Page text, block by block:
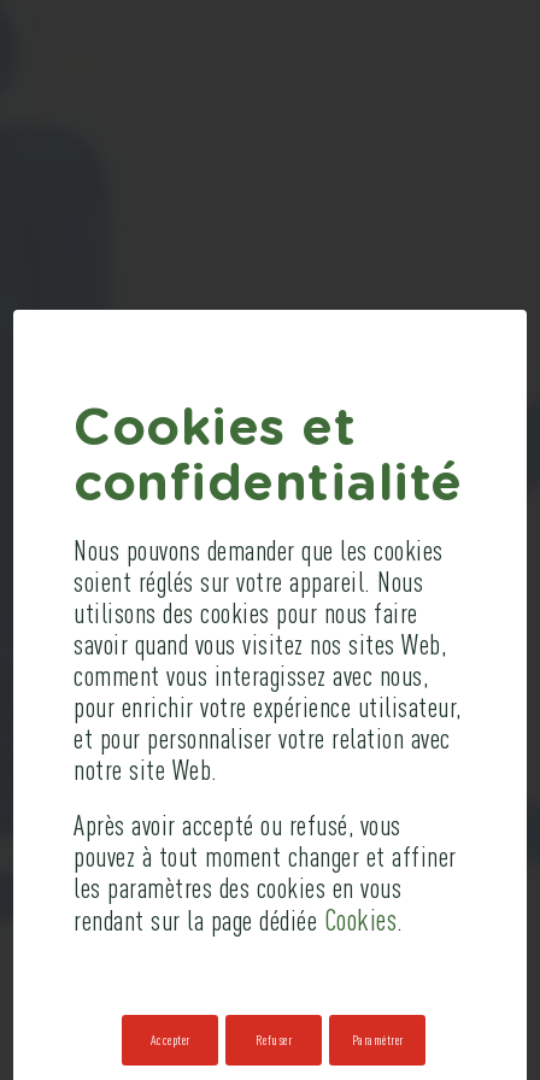
Cookies et
confidentialité
Nous pouvons demander que les cookies
soient réglés sur votre appareil. Nous
utilisons des cookies pour nous faire
savoir quand vous visitez nos sites Web,
comment vous interagissez avec nous,
pour enrichir votre expérience utilisateur,
et pour personnaliser votre relation avec
notre site Web.
Après avoir accepté ou refusé, vous
pouvez à tout moment changer et affiner
les paramètres des cookies en vous
rendant sur la page dédiée Cookies.
Accepter Refuser Paramétrer
NOSTROMO
AGENCE
DE
COMMUNICATION
GLOBALE
Transmettez
idées,
votre
savoir,
ambitions,
Ce qui relie les individus, maintient unies les
organisations, fait progresser l’humanité, c’est
autant la créativité que la transmission des
idées.
Chez Nostromo, nous avons la conviction que la
qualité de cette transmission est essentielle :
un message a du succès parce qu’il est bien
exprimé, bien émis et bien reçu, en toute
circonstance.
globale et institutionnelle qui accompagne ses
clients dans leurs projets de communication